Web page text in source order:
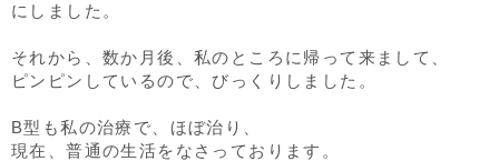
にしました。
それから、数か月後、私のところに帰って来まして、
ピンピンしているので、びっくりしました。
B型も私の治療で、ほぼ治り、
現在、普通の生活をなさっております。